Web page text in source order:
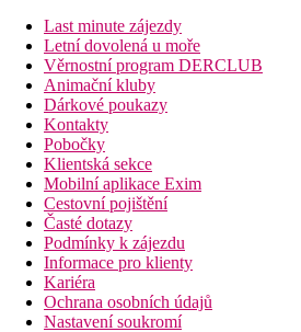
Vzdálenosti
133 km
Vzdálenost od nejbližšího letiště
0 m
Vzdálenost k pláži
Pláž
Plážová dovolená
Bazény
Last minute zájezdy
Letní dovolená u moře
Věrnostní program DERCLUB
Animační kluby
Dárkové poukazy
Kontakty
Pobočky
Klientská sekce
Mobilní aplikace Exim
Cestovní pojištění
Časté dotazy
Podmínky k zájezdu
Informace pro klienty
Kariéra
Ochrana osobních údajů
Nastavení soukromí